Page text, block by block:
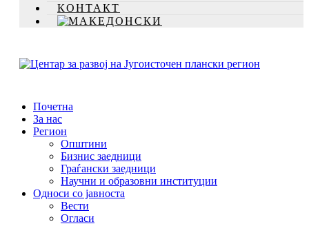
КОНТАКТ
Почетна
За нас
Регион
Општини
Бизнис заедници
Граѓански заедници
Научни и образовни институции
Односи со јавноста
Вести
Огласи